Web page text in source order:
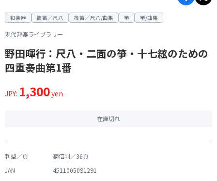
和楽器 篠笛／尺八 篠笛／尺八/曲集 箏 箏/曲集
現代邦楽ライブラリー
野田暉行：尺八・二面の箏・十七絃のための
四重奏曲第1番
JPY: 1,300yen
在庫切れ
判型／頁
菊倍判／36頁
JAN
4511005091291